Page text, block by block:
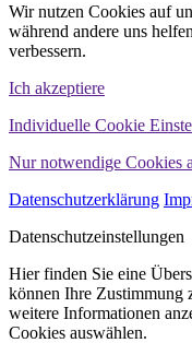
Wir nutzen Cookies auf
während andere uns
verbessern.
Ich akzeptiere
Individuelle Cookie
Nur notwendige Cookies
Datenschutzerklärung
Datenschutzeinstellungen
Hier finden Sie eine
können Ihre Zustimmung
weitere Informationen
Cookies auswählen.